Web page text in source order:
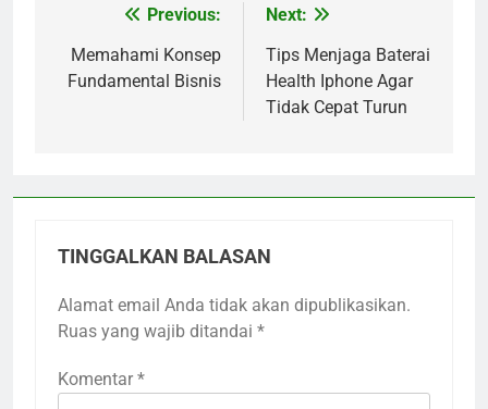
Navigasi
pos
Previous:
Memahami Konsep
Fundamental Bisnis
Next:
Tips Menjaga Baterai
Health Iphone Agar
Tidak Cepat Turun
TINGGALKAN BALASAN
Alamat email Anda tidak akan dipublikasikan.
Ruas yang wajib ditandai *
Komentar *